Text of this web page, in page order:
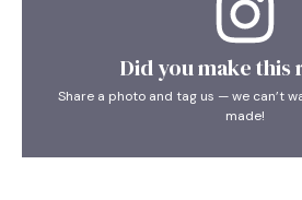
Did you make this
Share a photo and tag us — we can’t
made!